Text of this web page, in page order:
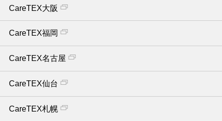
CareTEX大阪
CareTEX福岡
CareTEX名古屋
CareTEX仙台
CareTEX札幌